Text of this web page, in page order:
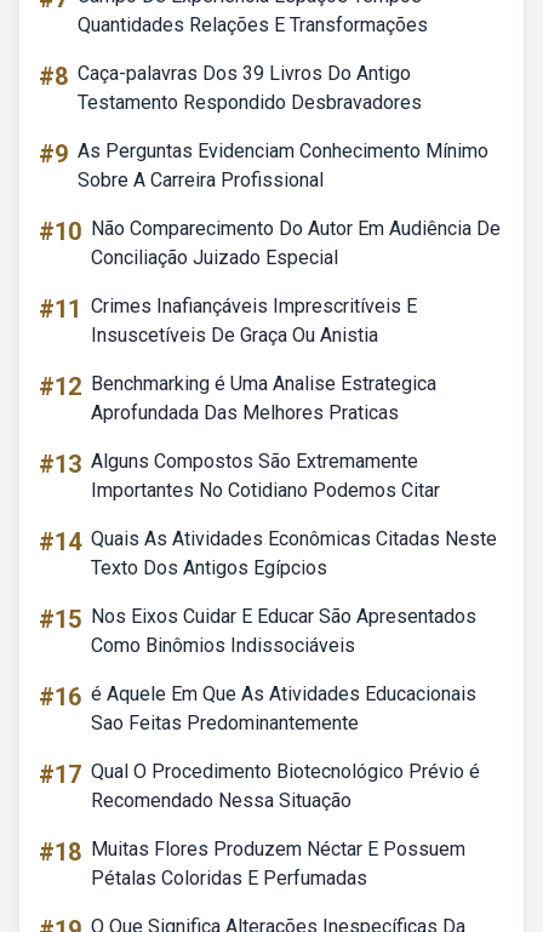
Quantidades Relações E Transformações
#8 Caça-palavras Dos 39 Livros Do Antigo
Testamento Respondido Desbravadores
#9 As Perguntas Evidenciam Conhecimento Mínimo
Sobre A Carreira Profissional
#10 Não Comparecimento Do Autor Em Audiência De
Conciliação Juizado Especial
#11 Crimes Inafiançáveis Imprescritíveis E
Insuscetíveis De Graça Ou Anistia
#12 Benchmarking é Uma Analise Estrategica
Aprofundada Das Melhores Praticas
#13 Alguns Compostos São Extremamente
Importantes No Cotidiano Podemos Citar
#14 Quais As Atividades Econômicas Citadas Neste
Texto Dos Antigos Egípcios
#15 Nos Eixos Cuidar E Educar São Apresentados
Como Binômios Indissociáveis
#16 é Aquele Em Que As Atividades Educacionais
Sao Feitas Predominantemente
#17 Qual O Procedimento Biotecnológico Prévio é
Recomendado Nessa Situação
#18 Muitas Flores Produzem Néctar E Possuem
Pétalas Coloridas E Perfumadas
O Que Significa Alterações Inespecíficas Da